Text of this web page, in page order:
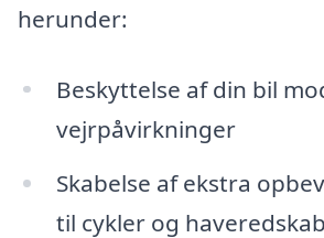
herunder:
Beskyttelse af din bil
vejrpåvirkninger
Skabelse af ekstra
til cykler og